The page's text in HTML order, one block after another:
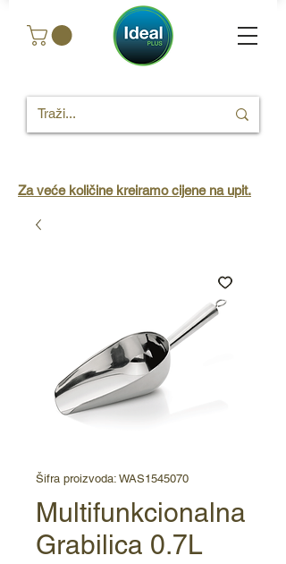
Za veće količine kreiramo cijene na upit.
Šifra proizvoda: WAS1545070
Multifunkcionalna
Grabilica 0.7L